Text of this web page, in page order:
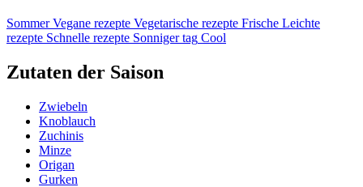
Sommer Vegane rezepte Vegetarische rezepte Frische Leichte
rezepte Schnelle rezepte Sonniger tag Cool
Zutaten der Saison
Zwiebeln
Knoblauch
Zuchinis
Minze
Origan
Gurken